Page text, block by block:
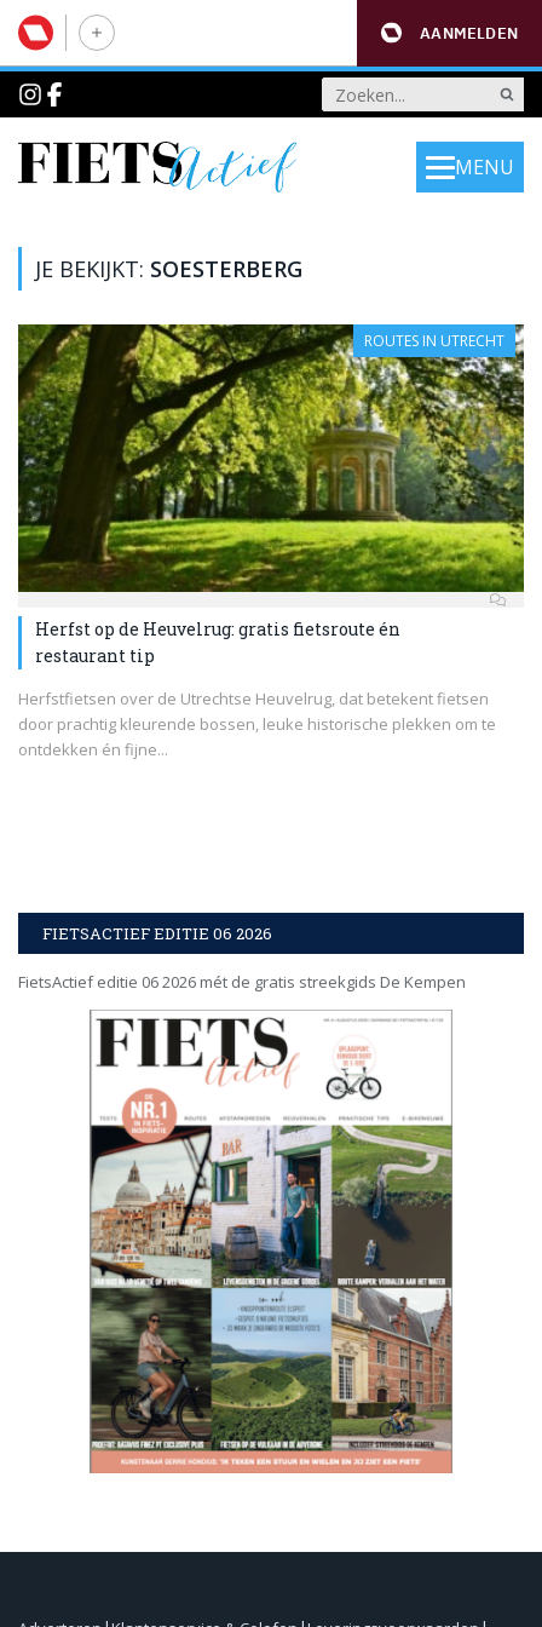
AANMELDEN
MENU
JE BEKIJKT: SOESTERBERG
ROUTES IN UTRECHT
Herfst op de Heuvelrug: gratis fietsroute én
restaurant tip
Herfstfietsen over de Utrechtse Heuvelrug, dat betekent fietsen
door prachtig kleurende bossen, leuke historische plekken om te
ontdekken én fijne...
FIETSACTIEF EDITIE 06 2026
FietsActief editie 06 2026 mét de gratis streekgids De Kempen